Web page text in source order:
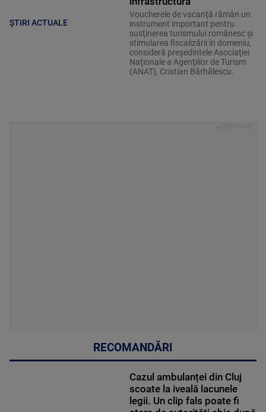
ȘTIRI ACTUALE
Voucherele de vacanţă rămân un
instrument important pentru
susţinerea turismului românesc şi
stimularea fiscalizării în domeniu,
consideră preşedintele Asociaţiei
Naţionale a Agenţiilor de Turism
(ANAT), Cristian Bărhălescu.
RECOMANDĂRI
Cazul ambulanței din Cluj
scoate la iveală lacunele
legii. Un clip fals poate fi